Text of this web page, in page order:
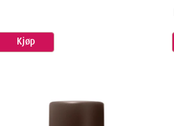
Kjøp